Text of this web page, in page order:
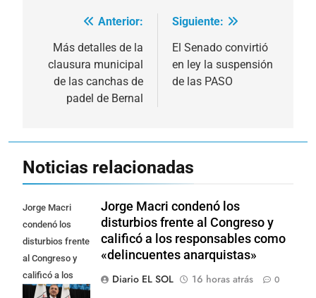
Navegación
de
entradas
Anterior:
Más detalles de la
clausura municipal
de las canchas de
padel de Bernal
Siguiente:
El Senado convirtió
en ley la suspensión
de las PASO
Noticias relacionadas
Jorge Macri
condenó los
disturbios frente
al Congreso y
calificó a los
responsables
Jorge Macri condenó los
disturbios frente al Congreso y
calificó a los responsables como
«delincuentes anarquistas»
Diario EL SOL
16 horas atrás 0